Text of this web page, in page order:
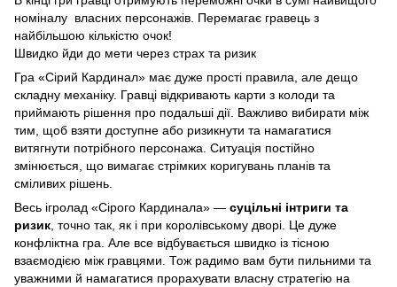
номіналу власних персонажів. Перемагає гравець з
найбільшою кількістю очок!
Швидко йди до мети через страх та ризик
Гра «Сірий Кардинал» має дуже прості правила, але дещо
складну механіку. Гравці відкривають карти з колоди та
приймають рішення про подальші дії. Важливо вибирати між
тим, щоб взяти доступне або ризикнути та намагатися
витягнути потрібного персонажа. Ситуація постійно
змінюється, що вимагає стрімких коригувань планів та
сміливих рішень.
Весь ігролад «Сірого Кардинала» — суцільні інтриги та
ризик , точно так, як і при королівському дворі. Це дуже
конфліктна гра. Але все відбувається швидко із тісною
взаємодією між гравцями. Тож радимо вам бути пильними та
уважними й намагатися прорахувати власну стратегію на